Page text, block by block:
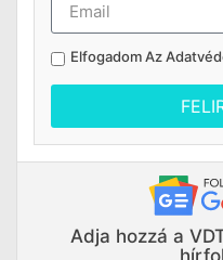
Elfogadom Az
Adja hozzá a